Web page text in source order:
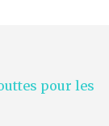
pour les